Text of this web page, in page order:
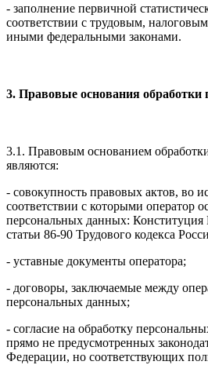
- заполнение первичной
соответствии с трудовым,
иными федеральными законами.
3. Правовые основания
3.1. Правовым основанием
являются:
- совокупность правовых актов, во
соответствии с которыми оператор
персональных данных:
статьи 86-90 Трудового кодекса
- уставные документы оператора;
- договоры, заключаемые между
персональных данных;
- согласие на обработку
прямо не предусмотренных
Федерации, но соответствующих